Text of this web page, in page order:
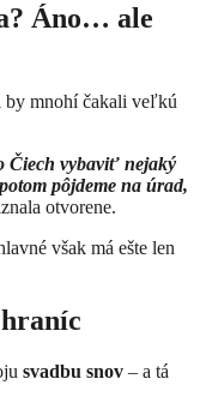
Áno… ale
by mnohí čakali veľkú
Čiech vybaviť nejaký
pôjdeme na úrad,
otvorene.
však má ešte len
svadbu snov – a tá